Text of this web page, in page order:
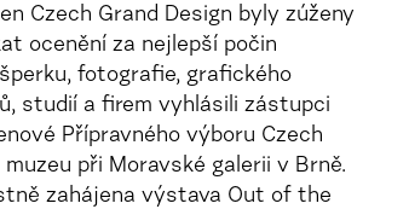
Czech Grand Design byly zúženy
ocenění za nejlepší počin
fotografie, grafického
studií a firem vyhlásili zástupci
Přípravného výboru Czech
při Moravské galerii v Brně.
zahájena výstava Out of the